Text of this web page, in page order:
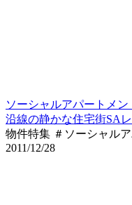
ソーシャルアパートメ
沿線の静かな住宅街SA
物件特集 ＃ソーシャル
2011/12/28